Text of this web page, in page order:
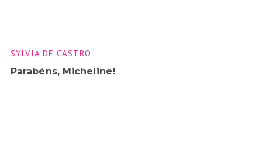
SYLVIA DE CASTRO
Parabéns, Micheline!